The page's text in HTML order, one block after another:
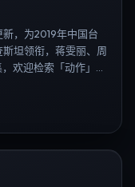
，为2019年中国台
斯坦领衔，蒋雯丽、周
欢迎检索「动作」
、日剧高清等长尾